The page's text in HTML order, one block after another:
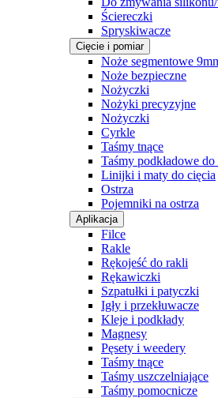
Ściereczki
Spryskiwacze
Cięcie i pomiar
Noże segmentowe
Noże bezpieczne
Nożyczki
Nożyki precyzyjne
Nożyczki
Cyrkle
Taśmy tnące
Taśmy podkładowe do
Linijki i maty do cięcia
Ostrza
Pojemniki na ostrza
Aplikacja
Filce
Rakle
Rękojeść do rakli
Rękawiczki
Szpatułki i patyczki
Igły i przekłuwacze
Kleje i podkłady
Magnesy
Pęsety i weedery
Taśmy tnące
Taśmy uszczelniające
Taśmy pomocnicze